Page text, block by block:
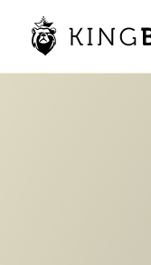
Inhalt
springen